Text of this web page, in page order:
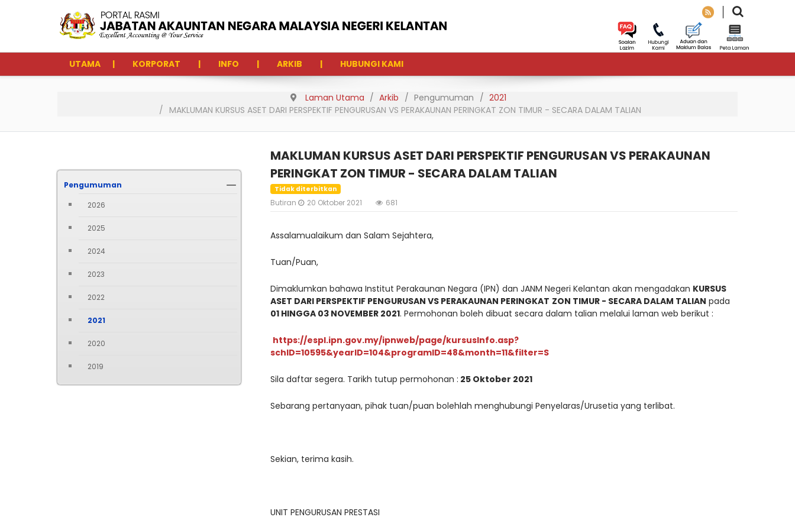
UTAMA KORPORAT INFO ARKIB HUBUNGI KAMI
Laman Utama Arkib Pengumuman
2021
MAKLUMAN KURSUS ASET DARI PERSPEKTIF PENGURUSAN VS PERAKAUNAN PERINGKAT ZON TIMUR - SECARA DALAM TALIAN
Pengumuman
2026
2025
2024
2023
2022
2021
2020
2019
MAKLUMAN KURSUS ASET DARI PERSPEKTIF PENGURUSAN VS PERAKAUNAN
PERINGKAT ZON TIMUR - SECARA DALAM TALIAN
Tidak diterbitkan
Butiran 20 Oktober 2021 681
Assalamualaikum dan Salam Sejahtera,
Tuan/Puan,
Dimaklumkan bahawa Institut Perakaunan Negara (IPN) dan JANM Negeri Kelantan akan mengadakan KURSUS
ASET DARI PERSPEKTIF PENGURUSAN VS PERAKAUNAN PERINGKAT ZON TIMUR - SECARA DALAM TALIAN pada
01 HINGGA 03 NOVEMBER 2021. Permohonan boleh dibuat secara dalam talian melalui laman web berikut :
https://espl.ipn.gov.my/ipnweb/page/kursusInfo.asp?
schID=10595&yearID=104&programID=48&month=11&filter=S
Sila daftar segera. Tarikh tutup permohonan : 25 Oktober 2021
Sebarang pertanyaan, pihak tuan/puan bolehlah menghubungi Penyelaras/Urusetia yang terlibat.
Sekian, terima kasih.
UNIT PENGURUSAN PRESTASI